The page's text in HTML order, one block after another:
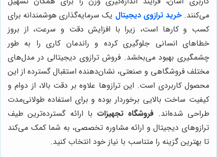
می‌کنند.خرید ترازوی دیجیتال یک سرمایه‌گذاری هوشمندانه برای
کسب و کارها است، زیرا با افزایش دقت و سرعت، از بروز
خطاهای انسانی جلوگیری کرده و راندمان کاری را به طور
چشمگیری بهبود می‌بخشد. فروش ترازوی دیجیتالی در مدل‌های
مختلف فروشگاهی و صنعتی، نشان‌دهنده استقبال گسترده از این
محصول کاربردی است. این ترازوها علاوه بر دقت بالا، از دوام و
کیفیت ساخت بالایی برخوردار بوده و برای استفاده طولانی‌مدت
طراحی شده‌اند. فروشگاه تجهیزات با ارائه گسترده‌ترین طیف
ترازوهای دیجیتال و ارائه مشاوره تخصصی، به شما کمک می‌کند
تا بهترین گزینه را متناسب با نیاز خود انتخاب کنید.